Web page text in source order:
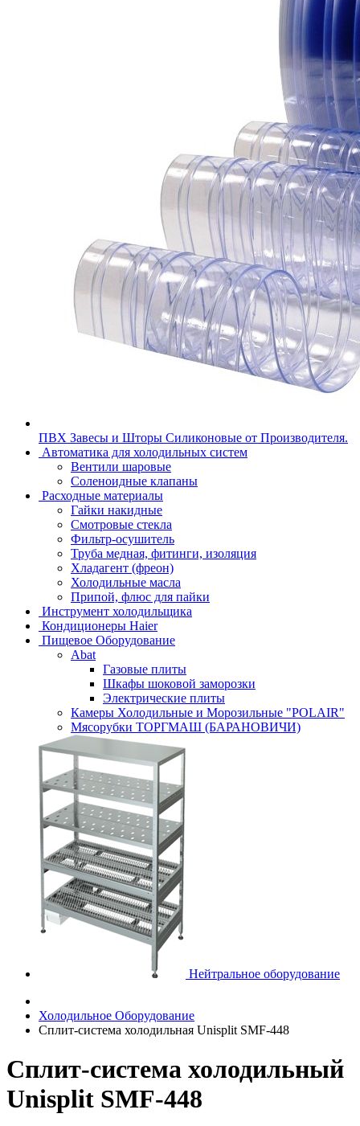
ПВХ Завесы и Шторы Силиконовые от Производителя.
Автоматика для холодильных систем
Вентили шаровые
Соленоидные клапаны
Расходные материалы
Гайки накидные
Смотровые стекла
Фильтр-осушитель
Труба медная, фитинги, изоляция
Хладагент (фреон)
Холодильные масла
Припой, флюс для пайки
Инструмент холодильщика
Кондиционеры Haier
Пищевое Оборудование
Abat
Газовые плиты
Шкафы шоковой заморозки
Электрические плиты
Камеры Холодильные и Морозильные "POLAIR"
Мясорубки ТОРГМАШ (БАРАНОВИЧИ)
Нейтральное оборудование
Холодильное Оборудование
Сплит-система холодильная Unisplit SMF-448
Сплит-система холодильный
Unisplit SMF-448